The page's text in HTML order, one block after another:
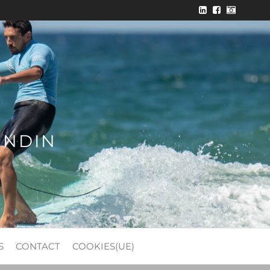
CONTACT COOKIES(UE)